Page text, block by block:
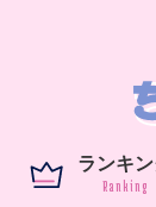
ランキ